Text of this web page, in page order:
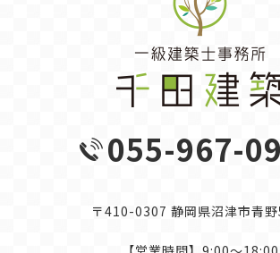
055-967-
〒410-0307 静岡県沼津市青